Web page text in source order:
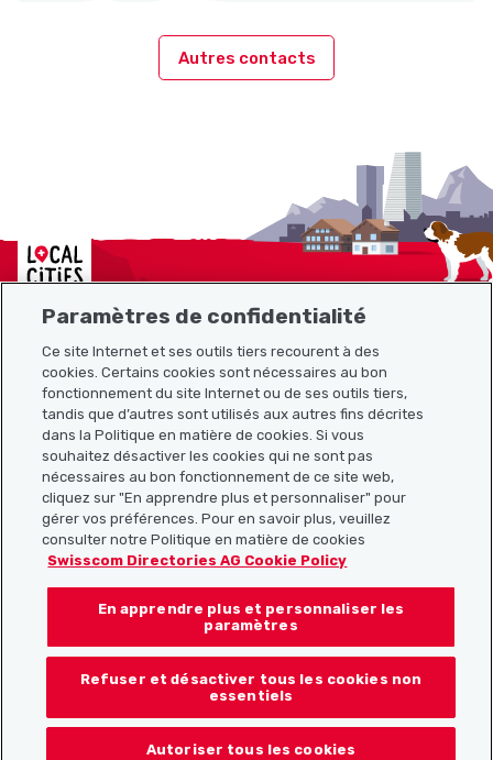
Autres contacts
Localcities
Plan du site
Liens utiles
Télécharger l’application Localcities
Suis-nous sur les réseaux sociaux :
Paramètres de confidentialité
Ce site Internet et ses outils tiers recourent à des
cookies. Certains cookies sont nécessaires au bon
fonctionnement du site Internet ou de ses outils tiers,
tandis que d’autres sont utilisés aux autres fins décrites
dans la Politique en matière de cookies. Si vous
souhaitez désactiver les cookies qui ne sont pas
nécessaires au bon fonctionnement de ce site web,
cliquez sur "En apprendre plus et personnaliser" pour
gérer vos préférences. Pour en savoir plus, veuillez
consulter notre Politique en matière de cookies
Swisscom Directories AG Cookie Policy
En apprendre plus et personnaliser les
paramètres
Refuser et désactiver tous les cookies non
essentiels
Autoriser tous les cookies